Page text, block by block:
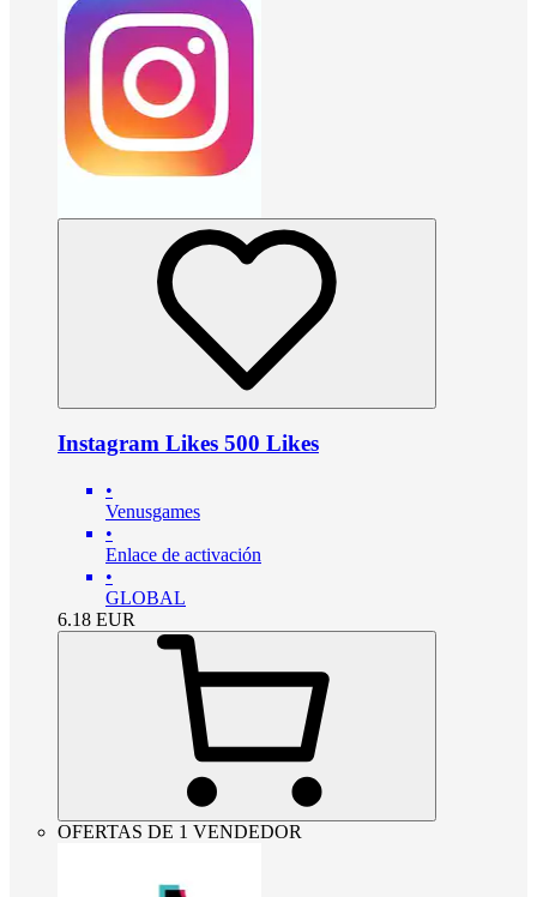
Instagram Likes 500 Likes
•
Venusgames
•
Enlace de activación
•
GLOBAL
6.18 EUR
OFERTAS DE 1 VENDEDOR